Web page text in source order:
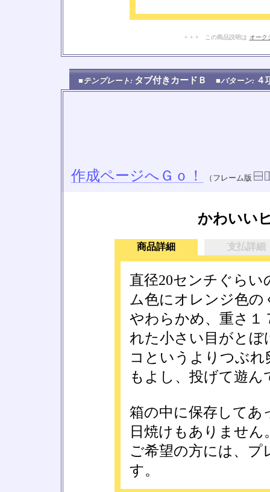
+ + + この商品説明は オーク
■テンプレート: タブ付きカードＢ ■パターン: ４
作成ページへＧｏ！ （フレーム版
かわいい
商品詳細 支払詳細
直径20センチぐら
ム色にオレンジ色の
やわらかめ、重さ１
れた小さい目がとぼ
コというよりつぶ
もよし、投げて遊ん
箱の中に保存してあ
日焼けもありません
ご希望の方には、
す。